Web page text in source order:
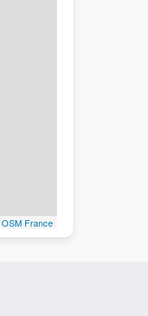
OSM France